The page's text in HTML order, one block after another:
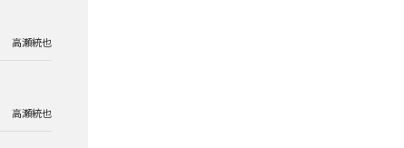
高瀬統也
高瀬統也